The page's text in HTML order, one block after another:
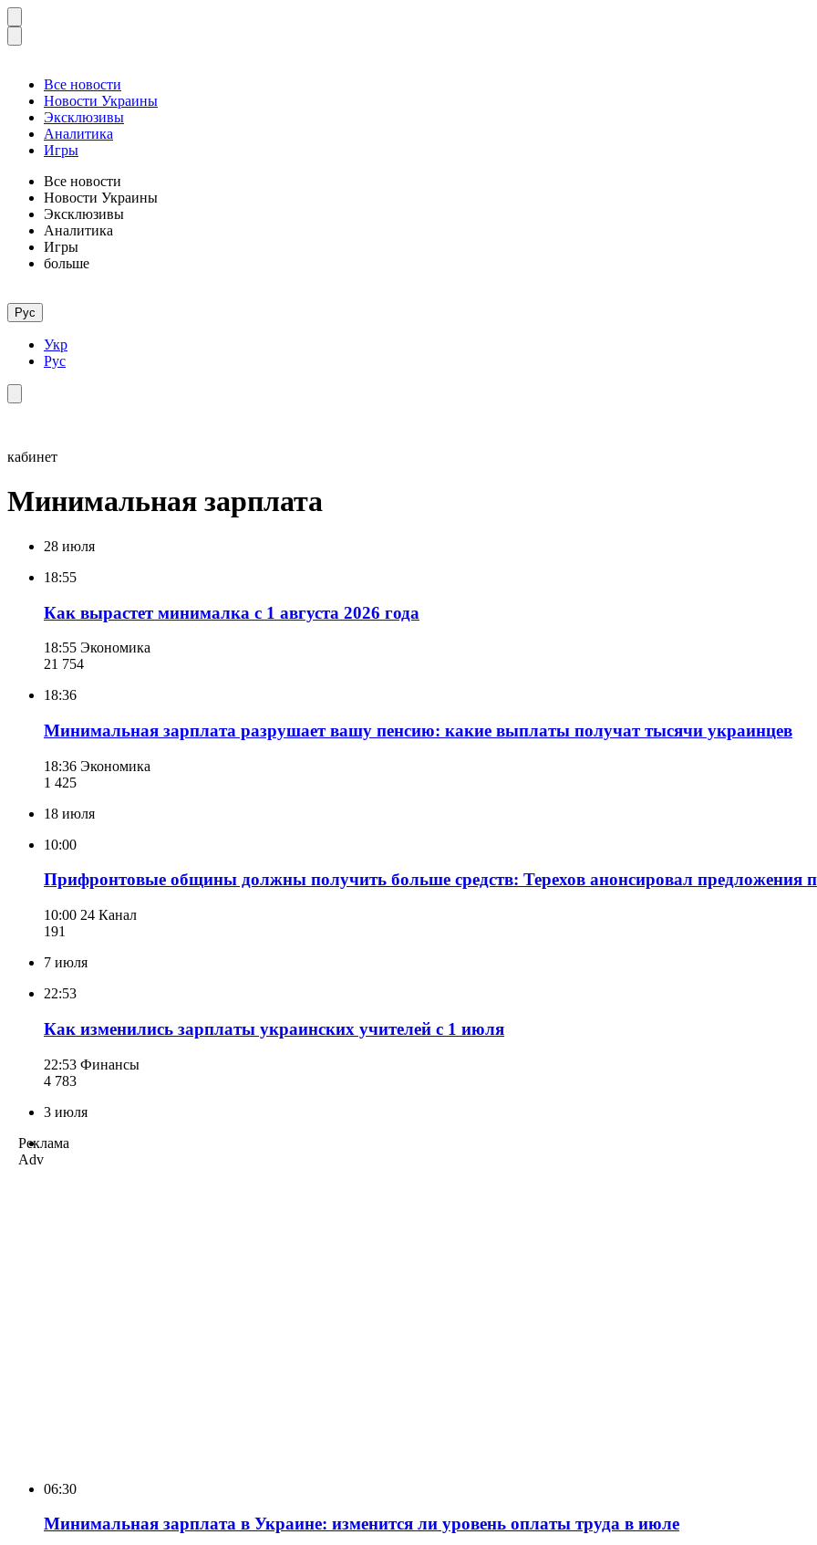
Все новости
Новости Украины
Эксклюзивы
Аналитика
Игры
Все новости
Новости Украины
Эксклюзивы
Аналитика
Игры
больше
Рус
Укр
Рус
кабинет
Минимальная зарплата
28 июля
18:55
Как вырастет минималка с 1 августа 2026 года
18:55 Экономика
21 754
18:36
Минимальная зарплата разрушает вашу пенсию: какие выплаты получат тысячи украинцев
18:36 Экономика
1 425
18 июля
10:00
Прифронтовые общины должны получить больше средств: Терехов анонсировал предложения
10:00 24 Канал
191
7 июля
22:53
Как изменились зарплаты украинских учителей с 1 июля
22:53 Финансы
4 783
3 июля
Реклама
Adv
06:30
Минимальная зарплата в Украине: изменится ли уровень оплаты труда в июле